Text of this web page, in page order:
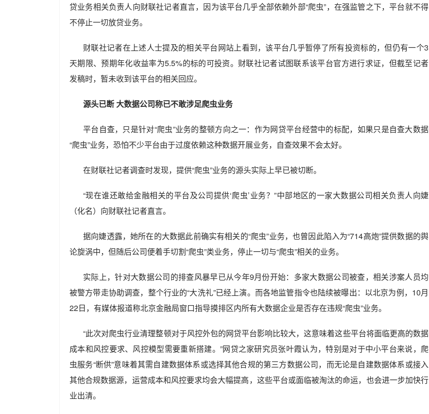
贷业务相关负责人向财联社记者直言，因为该平台几乎全部依赖外部“爬虫”，在强监管之下，平台就不得
不停止一切放贷业务。
财联社记者在上述人士提及的相关平台网站上看到，该平台几乎暂停了所有投资标的，但仍有一个3
天期限、预期年化收益率为5.5%的标的可投资。财联社记者试图联系该平台官方进行求证，但截至记者
发稿时，暂未收到该平台的相关回应。
源头已断 大数据公司称已不敢涉足爬虫业务
平台自查，只是针对“爬虫”业务的整顿方向之一：作为网贷平台经营中的标配，如果只是自查大数据
“爬虫”业务，恐怕不少平台由于过度依赖这种数据开展业务，自查效果不会太好。
在财联社记者调查时发现，提供“爬虫”业务的源头实际上早已被切断。
“现在谁还敢给金融相关的平台及公司提供‘爬虫’业务？”中部地区的一家大数据公司相关负责人向婕
（化名）向财联社记者直言。
据向婕透露，她所在的大数据此前确实有相关的“爬虫”业务，也曾因此陷入为“714高炮”提供数据的舆
论旋涡中，但随后公司便着手切割“爬虫”类业务，停止一切与“爬虫”相关的业务。
实际上，针对大数据公司的排查风暴早已从今年9月份开始：多家大数据公司被查，相关涉案人员均
被警方带走协助调查，整个行业的“大洗礼”已经上演。而各地监管指令也陆续被曝出：以北京为例，10月
22日，有媒体报道称北京金融局窗口指导摸排区内所有大数据企业是否存在违规“爬虫”业务。
“此次对爬虫行业清理整顿对于风控外包的网贷平台影响比较大，这意味着这些平台将面临更高的数据
成本和风控要求、风控模型需要重新搭建。”网贷之家研究员张叶霞认为，特别是对于中小平台来说，爬
虫服务“断供”意味着其需自建数据体系或选择其他合规的第三方数据公司，而无论是自建数据体系或接入
其他合规数据源，运营成本和风控要求均会大幅提高，这些平台或面临被淘汰的命运，也会进一步加快行
业出清。